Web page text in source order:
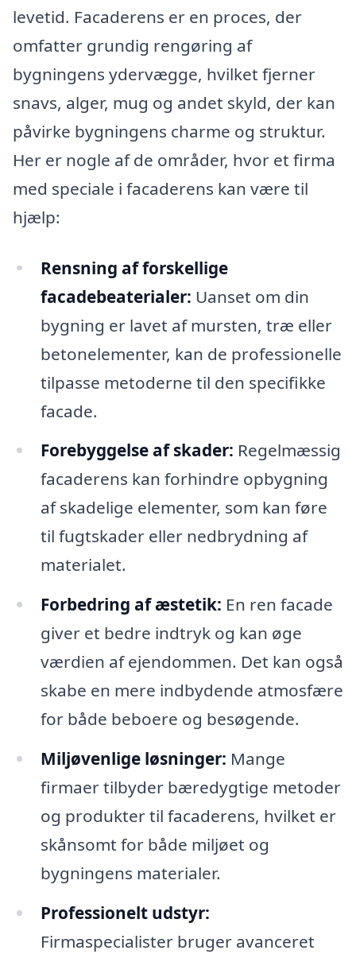
levetid. Facaderens er en proces, der
omfatter grundig rengøring af
bygningens ydervægge, hvilket fjerner
snavs, alger, mug og andet skyld, der kan
påvirke bygningens charme og struktur.
Her er nogle af de områder, hvor et firma
med speciale i facaderens kan være til
hjælp:
Rensning af forskellige
facadebeaterialer: Uanset om din
bygning er lavet af mursten, træ eller
betonelementer, kan de professionelle
tilpasse metoderne til den specifikke
facade.
Forebyggelse af skader: Regelmæssig
facaderens kan forhindre opbygning
af skadelige elementer, som kan føre
til fugtskader eller nedbrydning af
materialet.
Forbedring af æstetik: En ren facade
giver et bedre indtryk og kan øge
værdien af ejendommen. Det kan også
skabe en mere indbydende atmosfære
for både beboere og besøgende.
Miljøvenlige løsninger: Mange
firmaer tilbyder bæredygtige metoder
og produkter til facaderens, hvilket er
skånsomt for både miljøet og
bygningens materialer.
Professionelt udstyr:
Firmaspecialister bruger avanceret